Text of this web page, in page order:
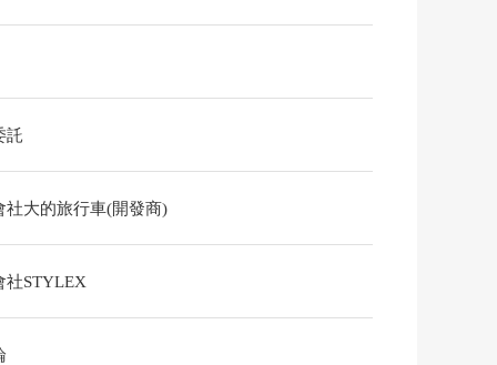
託
社大的旅行車(開發商)
社STYLEX